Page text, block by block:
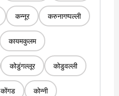
कन्नूर करुनागप्पल्ली
कायमकुलम
कोडुंगल्लूर कोडुवल्ली
कोंगड कोन्नी